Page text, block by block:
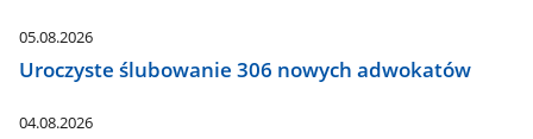
05.08.2026
Uroczyste ślubowanie 306 nowych adwokatów
04.08.2026